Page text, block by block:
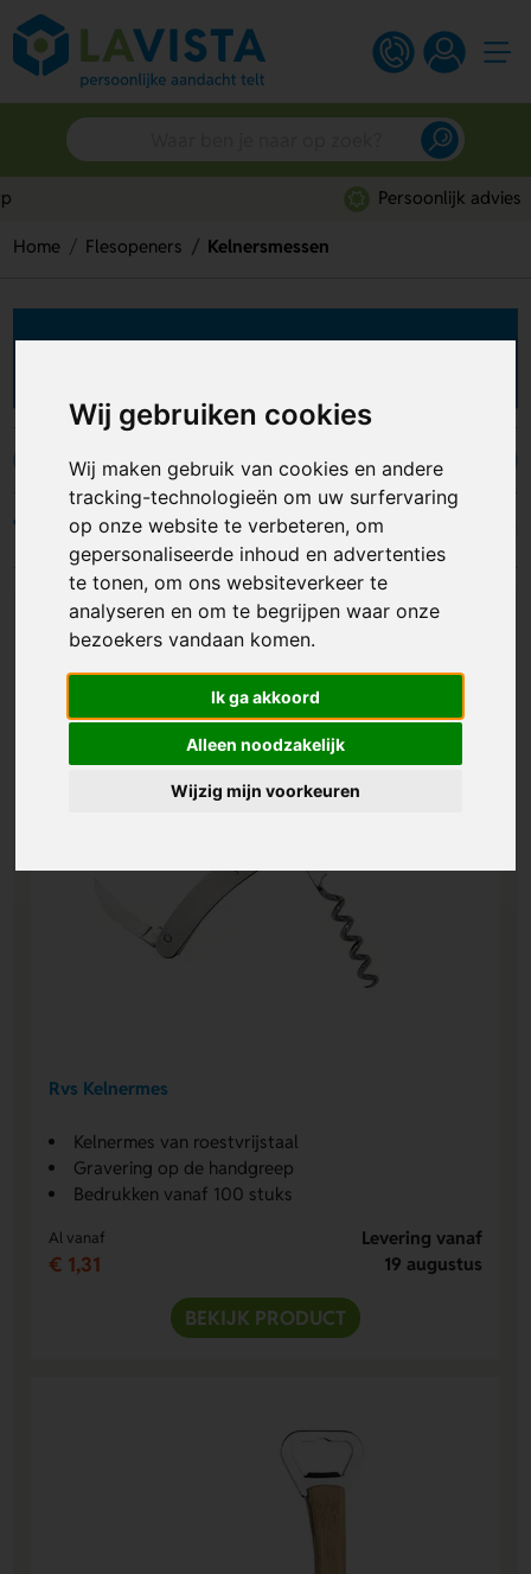
Wij gebruiken cookies
Wij maken gebruik van cookies en andere
tracking-technologieën om uw surfervaring
op onze website te verbeteren, om
gepersonaliseerde inhoud en advertenties
te tonen, om ons websiteverkeer te
analyseren en om te begrijpen waar onze
bezoekers vandaan komen.
Ik ga akkoord
Alleen noodzakelijk
Wijzig mijn voorkeuren
Persoonlijk advies
Home Flesopeners Kelnersmessen
Kelnersmessen bedrukken
Kelnermessen Kurkentrekkers Speed openers
Filters
Rvs Kelnermes
Kelnermes van roestvrijstaal
Gravering op de handgreep
Bedrukken vanaf 100 stuks
Al vanaf
€ 1,31
Levering vanaf
19 augustus
BEKIJK PRODUCT